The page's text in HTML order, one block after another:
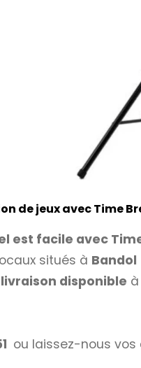
de jeux avec Time
est facile avec
situés à Bandol
disponible à
ou laissez-nous